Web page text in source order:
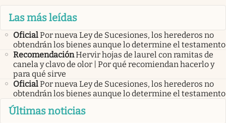
Las más leídas
OficialPor nueva Ley de Sucesiones, los herederos no
obtendrán los bienes aunque lo determine el testamento
RecomendaciónHervir hojas de laurel con ramitas de
canela y clavo de olor | Por qué recomiendan hacerlo y
para qué sirve
OficialPor nueva Ley de Sucesiones, los herederos no
obtendrán los bienes aunque lo determine el testamento
Últimas noticias